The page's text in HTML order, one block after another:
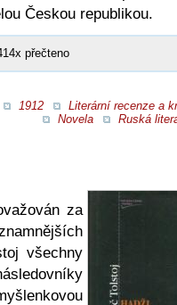
Českou republikou.
přečteno
1912
Literární recenze a
Novela
Ruská
za
všechny